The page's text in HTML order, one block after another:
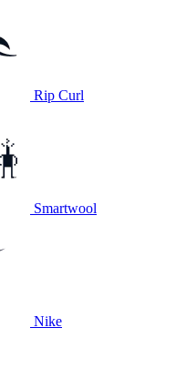
Rip Curl
Smartwool
Nike